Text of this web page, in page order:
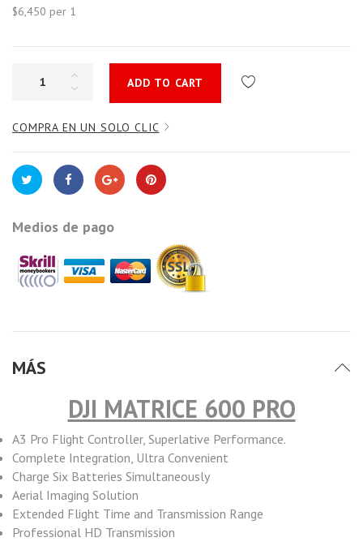
$6,450 per 1
ADD TO CART
COMPRA EN UN SOLO CLIC
Medios de pago
MÁS
DJI MATRICE 600 PRO
A3 Pro Flight Controller, Superlative Performance.
Complete Integration, Ultra Convenient
Charge Six Batteries Simultaneously
Aerial Imaging Solution
Extended Flight Time and Transmission Range
Professional HD Transmission